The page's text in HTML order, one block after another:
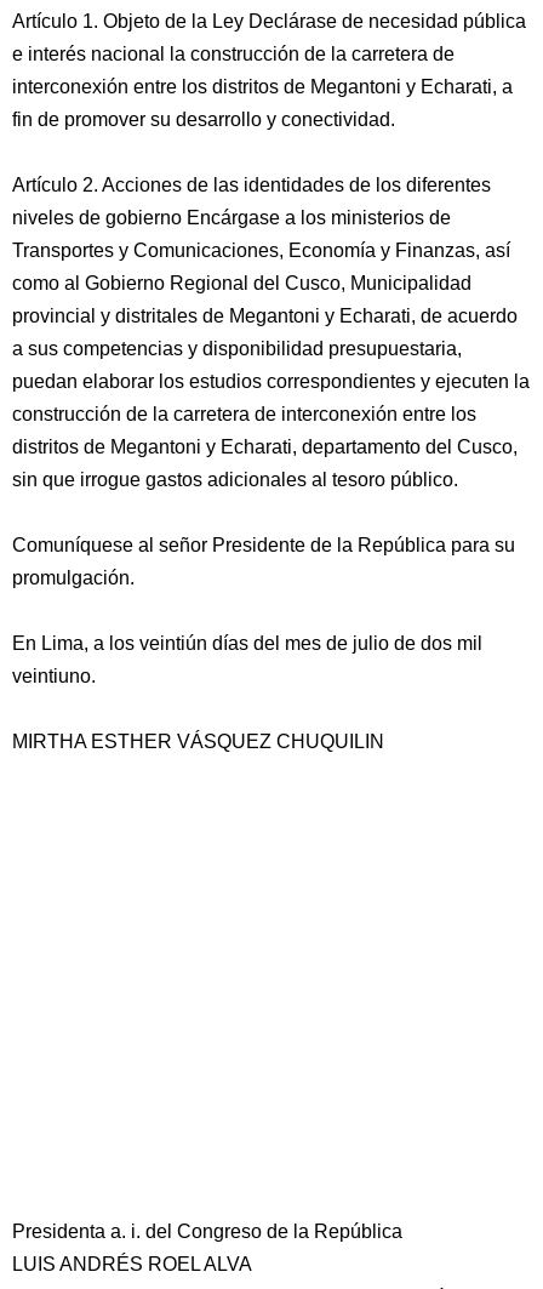
Artículo 1. Objeto de la Ley Declárase de necesidad pública
e interés nacional la construcción de la carretera de
interconexión entre los distritos de Megantoni y Echarati, a
fin de promover su desarrollo y conectividad.
Artículo 2. Acciones de las identidades de los diferentes
niveles de gobierno Encárgase a los ministerios de
Transportes y Comunicaciones, Economía y Finanzas, así
como al Gobierno Regional del Cusco, Municipalidad
provincial y distritales de Megantoni y Echarati, de acuerdo
a sus competencias y disponibilidad presupuestaria,
puedan elaborar los estudios correspondientes y ejecuten la
construcción de la carretera de interconexión entre los
distritos de Megantoni y Echarati, departamento del Cusco,
sin que irrogue gastos adicionales al tesoro público.
Comuníquese al señor Presidente de la República para su
promulgación.
En Lima, a los veintiún días del mes de julio de dos mil
veintiuno.
MIRTHA ESTHER VÁSQUEZ CHUQUILIN
Presidenta a. i. del Congreso de la República
LUIS ANDRÉS ROEL ALVA